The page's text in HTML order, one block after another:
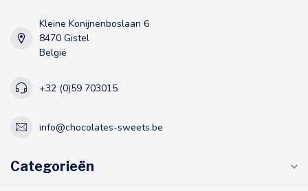
Kleine Konijnenboslaan 6
8470 Gistel
België
+32 (0)59 703015
info@chocolates-sweets.be
Categorieën